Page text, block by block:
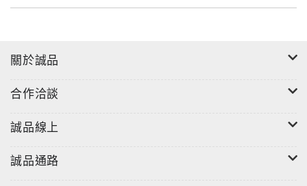
關於誠品
合作洽談
誠品線上
誠品通路